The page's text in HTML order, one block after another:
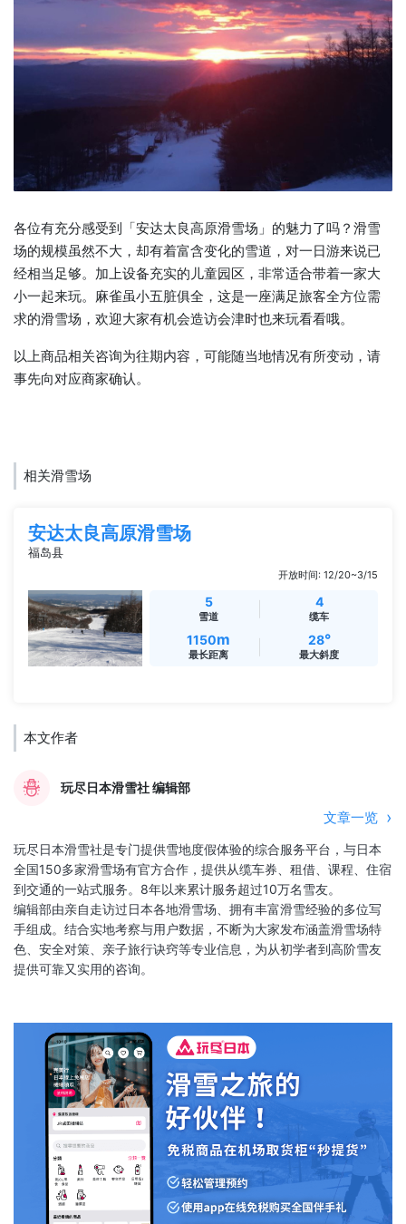
各位有充分感受到「安达太良高原滑雪场」的魅力了吗？滑雪
场的规模虽然不大，却有着富含变化的雪道，对一日游来说已
经相当足够。加上设备充实的儿童园区，非常适合带着一家大
小一起来玩。麻雀虽小五脏俱全，这是一座满足旅客全方位需
求的滑雪场，欢迎大家有机会造访会津时也来玩看看哦。
以上商品相关咨询为往期内容，可能随当地情况有所变动，请
事先向对应商家确认。
相关滑雪场
安达太良高原滑雪场
福岛县
开放时间: 12/20~3/15
5
雪道
4
缆车
1150m
最长距离
28°
最大斜度
本文作者
玩尽日本滑雪社 编辑部
文章一览
玩尽日本滑雪社是专门提供雪地度假体验的综合服务平台，与日本
全国150多家滑雪场有官方合作，提供从缆车券、租借、课程、住宿
到交通的一站式服务。8年以来累计服务超过10万名雪友。
编辑部由亲自走访过日本各地滑雪场、拥有丰富滑雪经验的多位写
手组成。结合实地考察与用户数据，不断为大家发布涵盖滑雪场特
色、安全对策、亲子旅行诀窍等专业信息，为从初学者到高阶雪友